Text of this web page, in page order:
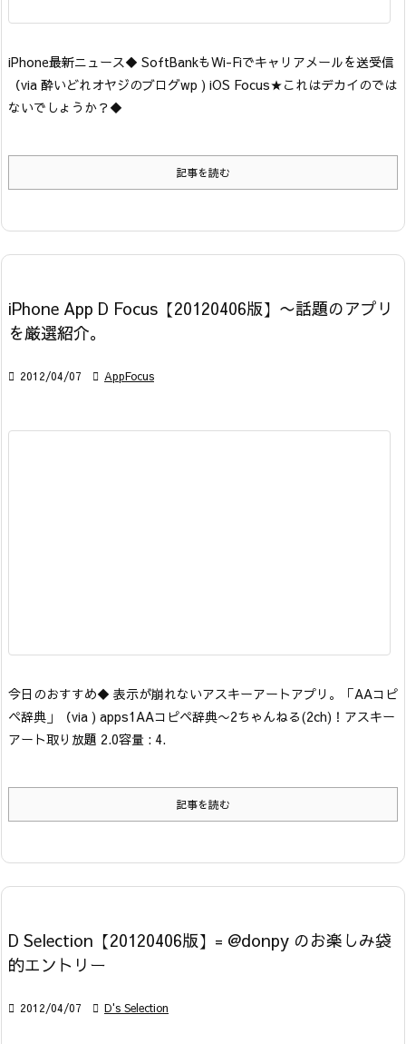
iPhone最新ニュース◆ SoftBankもWi-Fiでキャリアメールを送受信
（via 酔いどれオヤジのブログwp ) iOS Focus★これはデカイのでは
ないでしょうか？◆
記事を読む
iPhone App D Focus【20120406版】〜話題のアプリ
を厳選紹介。
 2012/04/07  AppFocus
今日のおすすめ◆ 表示が崩れないアスキーアートアプリ。「AAコピ
ペ辞典」
（via ) apps1AAコピペ辞典〜2ちゃんねる(2ch)！アスキー
アート取り放題 2.0容量 : 4.
記事を読む
D Selection【20120406版】= @donpy のお楽しみ袋
的エントリー
 2012/04/07  D's Selection